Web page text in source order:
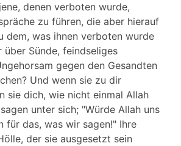
denen verboten wurde,
zu führen, die aber hierauf
dem, was ihnen verboten wurde
über Sünde, feindseliges
gegen den Gesandten
Und wenn sie zu dir
sie dich, wie nicht einmal Allah
unter sich; "Würde Allah uns
für das, was wir sagen!" Ihre
der sie ausgesetzt sein